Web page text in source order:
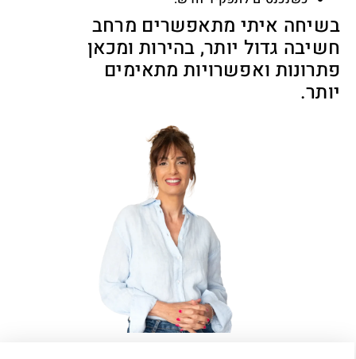
בשיחה איתי מתאפשרים מרחב
חשיבה גדול יותר, בהירות ומכאן
פתרונות ואפשרויות מתאימים
יותר.